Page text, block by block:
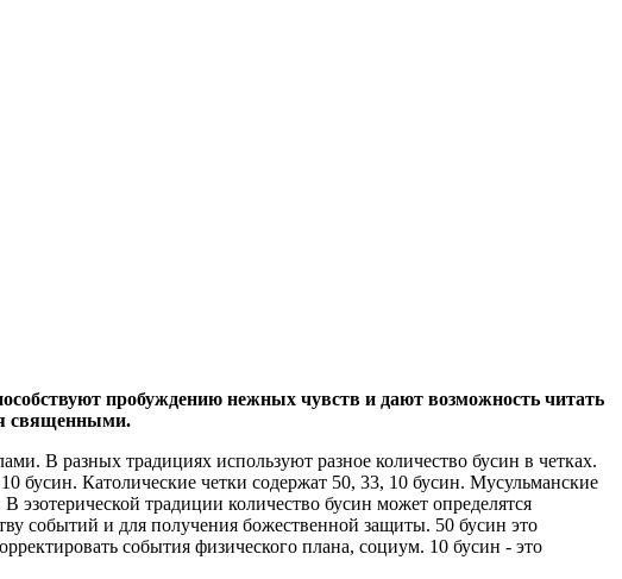
пробуждению нежных чувств и дают возможность читать
священными.
В разных традициях используют разное количество бусин в четках.
бусин. Католические четки содержат 50, 33, 10 бусин. Мусульманские
эзотерической традиции количество бусин может определятся
событий и для получения божественной защиты. 50 бусин это
события физического плана, социум. 10 бусин - это